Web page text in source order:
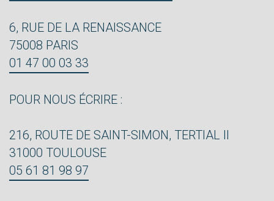
6, RUE DE LA RENAISSANCE
75008 PARIS
01 47 00 03 33
POUR NOUS ÉCRIRE :
216, ROUTE DE SAINT-SIMON, TERTIAL II
31000 TOULOUSE
05 61 81 98 97